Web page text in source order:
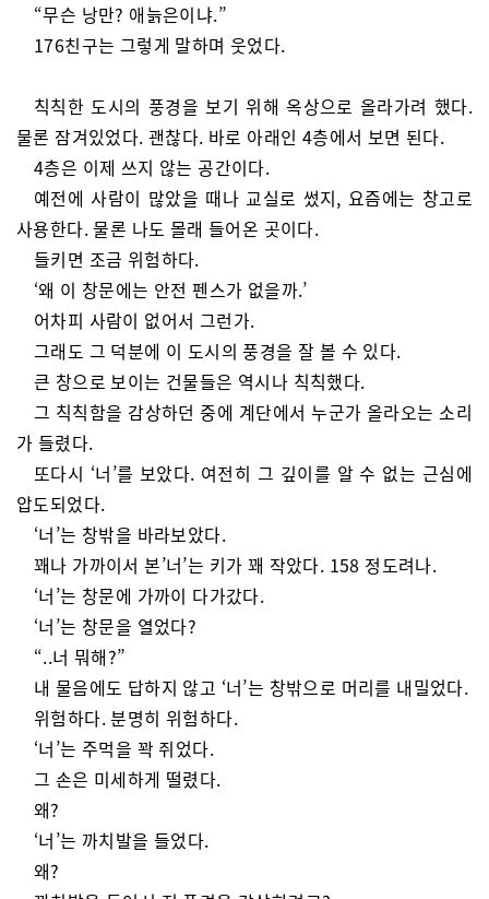
“무슨 낭만? 애늙은이냐.”
176친구는 그렇게 말하며 웃었다.
칙칙한 도시의 풍경을 보기 위해 옥상으로 올라가려 했다.
물론 잠겨있었다. 괜찮다. 바로 아래인 4층에서 보면 된다.
4층은 이제 쓰지 않는 공간이다.
예전에 사람이 많았을 때나 교실로 썼지, 요즘에는 창고로
사용한다. 물론 나도 몰래 들어온 곳이다.
들키면 조금 위험하다.
‘왜 이 창문에는 안전 펜스가 없을까.’
어차피 사람이 없어서 그런가.
그래도 그 덕분에 이 도시의 풍경을 잘 볼 수 있다.
큰 창으로 보이는 건물들은 역시나 칙칙했다.
그 칙칙함을 감상하던 중에 계단에서 누군가 올라오는 소리
가 들렸다.
또다시 ‘너’를 보았다. 여전히 그 깊이를 알 수 없는 근심에
압도되었다.
‘너’는 창밖을 바라보았다.
꽤나 가까이서 본’너’는 키가 꽤 작았다. 158 정도려나.
‘너’는 창문에 가까이 다가갔다.
‘너’는 창문을 열었다?
“..너 뭐해?”
내 물음에도 답하지 않고 ‘너’는 창밖으로 머리를 내밀었다.
위험하다. 분명히 위험하다.
‘너’는 주먹을 꽉 쥐었다.
그 손은 미세하게 떨렸다.
왜?
‘너’는 까치발을 들었다.
왜?